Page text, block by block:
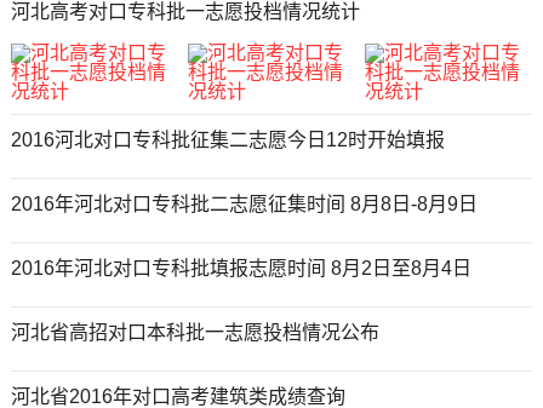
河北高考对口专科批一志愿投档情况统计
2016河北对口专科批征集二志愿今日12时开始填报
2016年河北对口专科批二志愿征集时间 8月8日-8月9日
2016年河北对口专科批填报志愿时间 8月2日至8月4日
河北省高招对口本科批一志愿投档情况公布
河北省2016年对口高考建筑类成绩查询